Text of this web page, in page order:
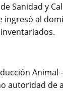
Sanidad y
ingresó al
autoridad de